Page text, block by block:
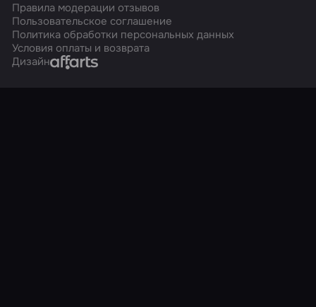
Правила модерации отзывов
Пользовательское соглашение
Политика обработки персональных данных
Условия оплаты и возврата
ДизайнAffarts